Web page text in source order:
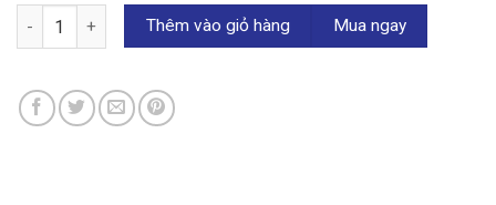
Smart Tivi ULED Hisense 4K 55 inch 55U7K số lượng
Thêm vào giỏ hàng Mua ngay